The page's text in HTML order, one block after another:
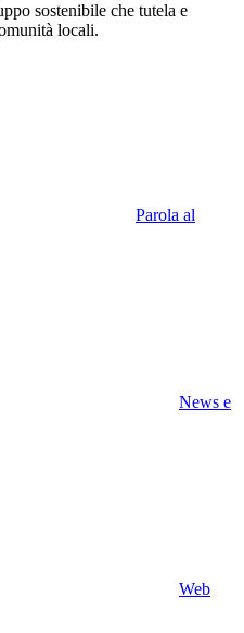
sostenibile che tutela e
locali.
Parola al
News e
Web